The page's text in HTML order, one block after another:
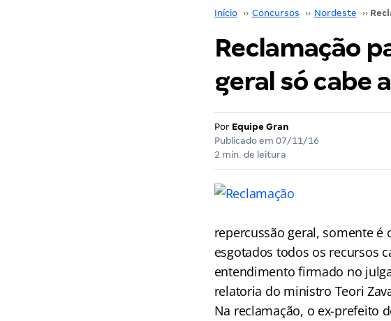
Início ›› Concursos ›› Nordeste ››
Reclamação
geral só cabe
Por Equipe Gran
Publicado em 07/11/16
2 min. de leitura
repercussão geral, somente é
esgotados todos os recursos
entendimento firmado no
relatoria do ministro Teori
Na reclamação, o ex-prefeito